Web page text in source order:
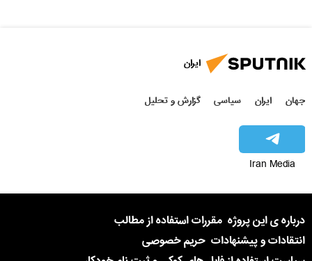
ایران
جهان ایران سیاسی گزارش و تحلیل
Iran Media
درباره ی این پروژه مقررات استفاده از مطالب
انتقادات و پیشنهادات حریم خصوصی